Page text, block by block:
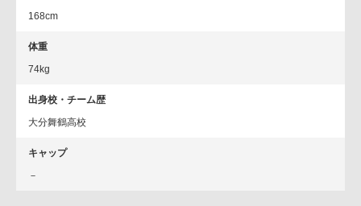
168cm
体重
74kg
出身校・チーム歴
大分舞鶴高校
キャップ
－